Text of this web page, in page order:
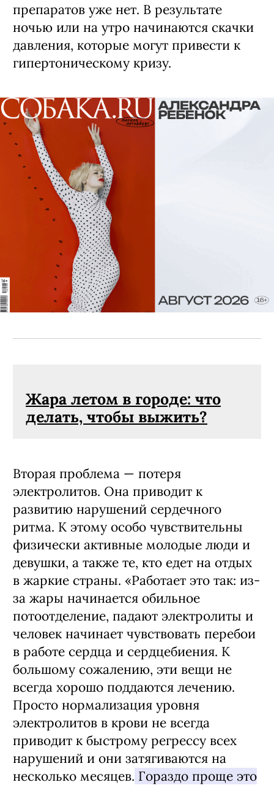
препаратов уже нет. В результате
ночью или на утро начинаются скачки
давления, которые могут привести к
гипертоническому кризу.
Жара летом в городе: что
делать, чтобы выжить?
Вторая проблема — потеря
электролитов. Она приводит к
развитию нарушений сердечного
ритма. К этому особо чувствительны
физически активные молодые люди и
девушки, а также те, кто едет на отдых
в жаркие страны. «Работает это так: из-
за жары начинается обильное
потоотделение, падают электролиты и
человек начинает чувствовать перебои
в работе сердца и сердцебиения. К
большому сожалению, эти вещи не
всегда хорошо поддаются лечению.
Просто нормализация уровня
электролитов в крови не всегда
приводит к быстрому регрессу всех
нарушений и они затягиваются на
несколько месяцев. Гораздо проще это